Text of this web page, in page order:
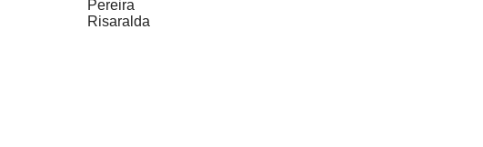
Pereira
Risaralda